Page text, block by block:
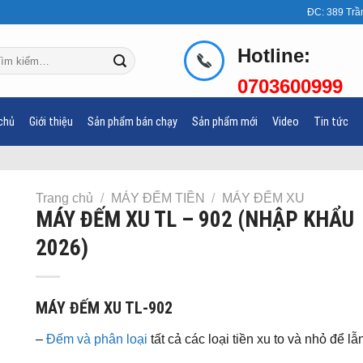
ĐC: 389
Hotline:
0703600999
Giới thiệu Sản phẩm bán chạy Sản phẩm mới Video Tin tức
Trang chủ / MÁY ĐẾM TIỀN / MÁY ĐẾM XU
MÁY ĐẾM XU TL – 902 (NHẬP KHẨU
2026)
MÁY ĐẾM XU TL-902
– Đếm và phân loại tất cả các loại tiền xu to và nhỏ để